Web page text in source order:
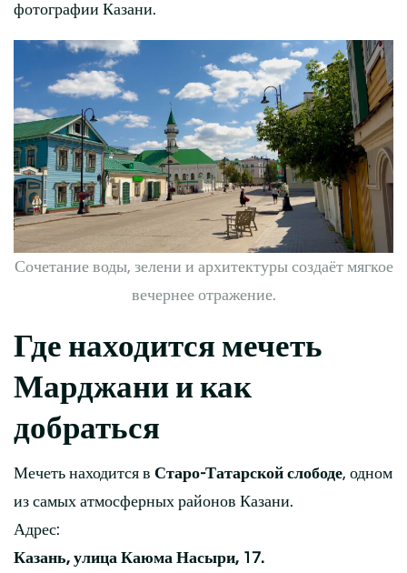
фотографии Казани.
Сочетание воды, зелени и архитектуры создаёт мягкое
вечернее отражение.
Где находится мечеть
Марджани и как
добраться
Мечеть находится в Старо-Татарской слободе, одном
из самых атмосферных районов Казани.
Адрес:
Казань, улица Каюма Насыри, 17.